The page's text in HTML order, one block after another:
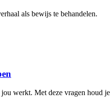
als bewijs te behandelen.
werkt. Met deze vragen houd